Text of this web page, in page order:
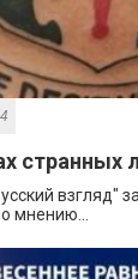
странных
взгляд"
мнению...